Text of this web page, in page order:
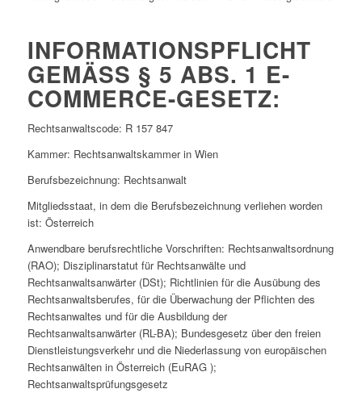
INFORMATIONSPFLICHT
GEMÄSS § 5 ABS. 1 E-C
OMMERCE-GESETZ:
Rechtsanwaltscode: R 157 847
Kammer: Rechtsanwaltskammer in Wien
Berufsbezeichnung: Rechtsanwalt
Mitgliedsstaat, in dem die Berufsbezeichnung verliehen worden
ist: Österreich
Anwendbare berufsrechtliche Vorschriften: Rechtsanwaltsordnung
(RAO); Disziplinarstatut für Rechtsanwälte und
Rechtsanwaltsanwärter (DSt); Richtlinien für die Ausübung des
Rechtsanwaltsberufes, für die Überwachung der Pflichten des
Rechtsanwaltes und für die Ausbildung der
Rechtsanwaltsanwärter (RL-BA); Bundesgesetz über den freien
Dienstleistungsverkehr und die Niederlassung von europäischen
Rechtsanwälten in Österreich (EuRAG );
Rechtsanwaltsprüfungsgesetz